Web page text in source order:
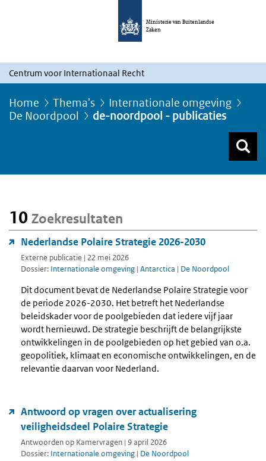
Ministerie van Buitenlandse
Zaken
Centrum voor Internationaal Recht
Home Thema's
Internationale omgeving
De Noordpool
de-noordpool - publicaties
10 Zoekresultaten
Nederlandse Polaire Strategie 2026-2030
Externe publicatie | 22 mei 2026
Dossier: Internationale omgeving | Antarctica | De Noordpool
Dit document bevat de Nederlandse Polaire Strategie voor
de periode 2026-2030. Het betreft het Nederlandse
beleidskader voor de poolgebieden dat iedere vijf jaar
wordt hernieuwd. De strategie beschrijft de belangrijkste
ontwikkelingen in de poolgebieden op het gebied van o.a.
geopolitiek, klimaat en economische ontwikkelingen, en de
relevantie daarvan voor Nederland.
Antwoord op vragen over actualisering
veiligheidsdeel Polaire Strategie
Antwoorden op Kamervragen | 9 april 2026
Dossier: Internationale omgeving | De Noordpool